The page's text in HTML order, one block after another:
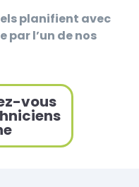
planifient avec
l’un de nos
vous